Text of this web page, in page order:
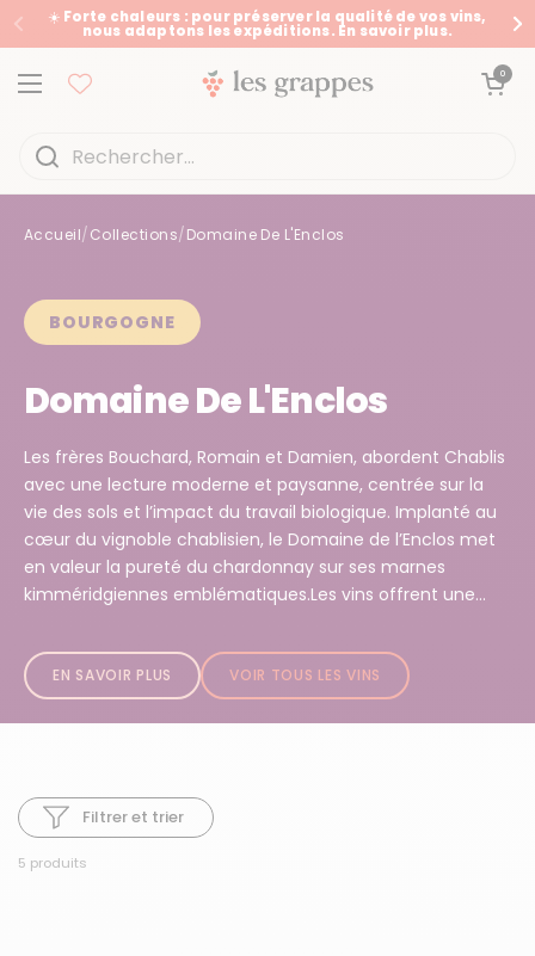
Passer au contenu
Précédent
☀️ Forte chaleurs : pour préserver la qualité de vos vins,
nous adaptons les expéditions. En savoir plus.
Ouvrir le menu
Ouvrir le panier
0
Accueil
Accueil/Collections/Domaine De L'Enclos
BOURGOGNE
Domaine De L'Enclos
Les frères Bouchard, Romain et Damien, abordent Chablis
avec une lecture moderne et paysanne, centrée sur la
vie des sols et l’impact du travail biologique. Implanté au
cœur du vignoble chablisien, le Domaine de l’Enclos met
en valeur la pureté du chardonnay sur ses marnes
kimméridgiennes emblématiques.Les vins offrent une...
EN SAVOIR PLUS VOIR TOUS LES VINS
5 produits
Filtrer et trier